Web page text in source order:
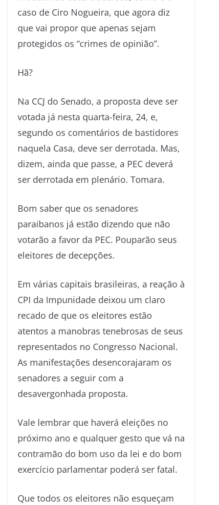
caso de Ciro Nogueira, que agora diz
que vai propor que apenas sejam
protegidos os “crimes de opinião”.
Hã?
Na CCJ do Senado, a proposta deve ser
votada já nesta quarta-feira, 24, e,
segundo os comentários de bastidores
naquela Casa, deve ser derrotada. Mas,
dizem, ainda que passe, a PEC deverá
ser derrotada em plenário. Tomara.
Bom saber que os senadores
paraibanos já estão dizendo que não
votarão a favor da PEC. Pouparão seus
eleitores de decepções.
Em várias capitais brasileiras, a reação à
CPI da Impunidade deixou um claro
recado de que os eleitores estão
atentos a manobras tenebrosas de seus
representados no Congresso Nacional.
As manifestações desencorajaram os
senadores a seguir com a
desavergonhada proposta.
Vale lembrar que haverá eleições no
próximo ano e qualquer gesto que vá na
contramão do bom uso da lei e do bom
exercício parlamentar poderá ser fatal.
Que todos os eleitores não esqueçam